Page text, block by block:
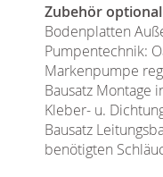
Zubehör
Bodenplatten
Pumpentechnik:
Markenpumpe
Bausatz Montage
Kleber- u.
Bausatz
benötigten